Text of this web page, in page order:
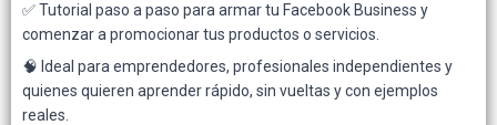
✅ Tutorial paso a paso para armar tu Facebook Business y
comenzar a promocionar tus productos o servicios.
🧠 Ideal para emprendedores, profesionales independientes y
quienes quieren aprender rápido, sin vueltas y con ejemplos
reales.